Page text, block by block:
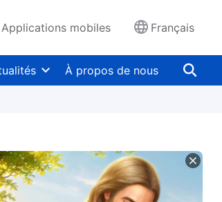
Applications mobiles Français
À propos de nous